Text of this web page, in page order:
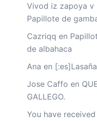
Vivod iz zapoya v
Papillote de
Cazriqq en
de albahaca
Ana en
Jose Caffo en
GALLEGO.
You have